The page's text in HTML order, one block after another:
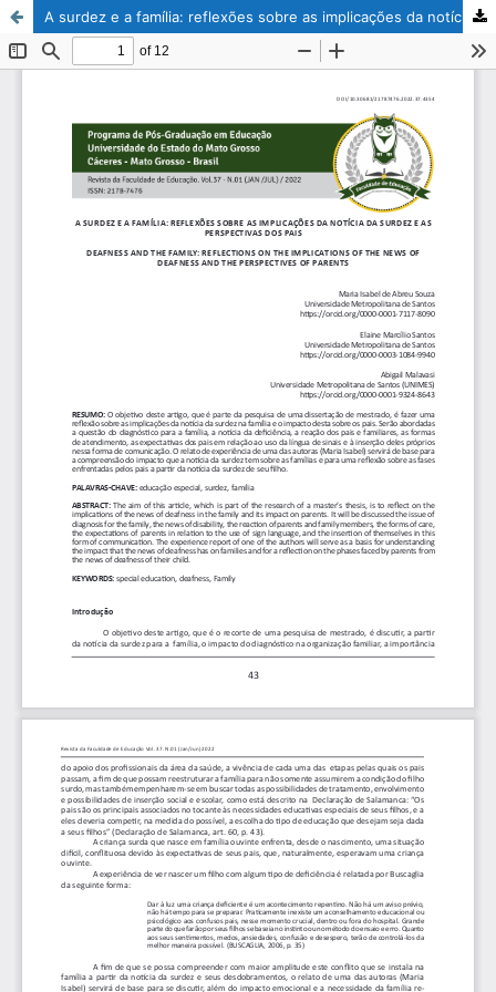
A surdez e a família: reflexões sobre as implicações da notícia da surdez e as perspectivas dos pais